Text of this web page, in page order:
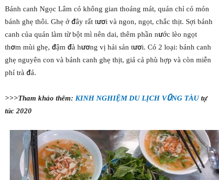
Bánh canh Ngọc Lâm có không gian thoáng mát, quán chỉ có món
bánh ghẹ thôi. Ghẹ ở đây rất tươi và ngon, ngọt, chắc thịt. Sợi bánh
canh của quán làm từ bột mì nên dai, thêm phần nước lèo ngọt
thơm mùi ghẹ, đậm đà hương vị hải sản tươi. Có 2 loại: bánh canh
ghẹ nguyên con và bánh canh ghẹ thịt, giá cả phù hợp và còn miễn
phí trà đá.
>>>Tham khảo thêm: KINH NGHIỆM DU LỊCH VŨNG TÀUtự
túc 2020